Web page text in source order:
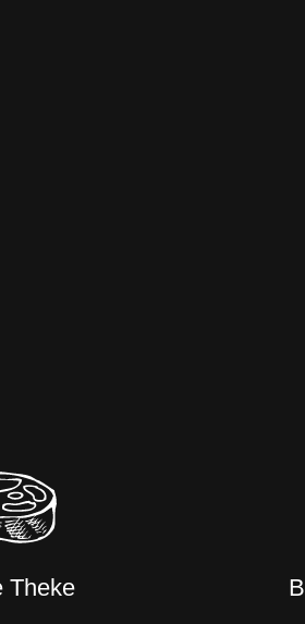
Theke